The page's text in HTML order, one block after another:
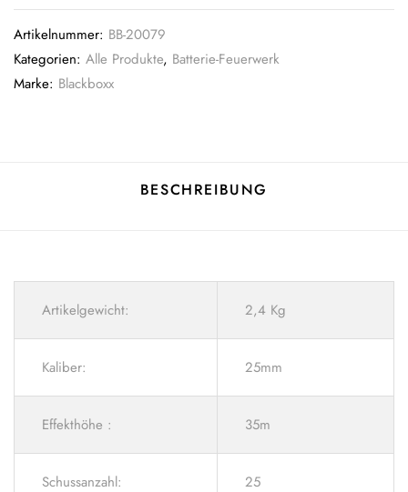
Artikelnummer: BB-20079
Kategorien: Alle Produkte, Batterie-Feuerwerk
Marke: Blackboxx
BESCHREIBUNG
Artikelgewicht: 2,4 Kg
Kaliber: 25mm
Effekthöhe : 35m
Schussanzahl: 25